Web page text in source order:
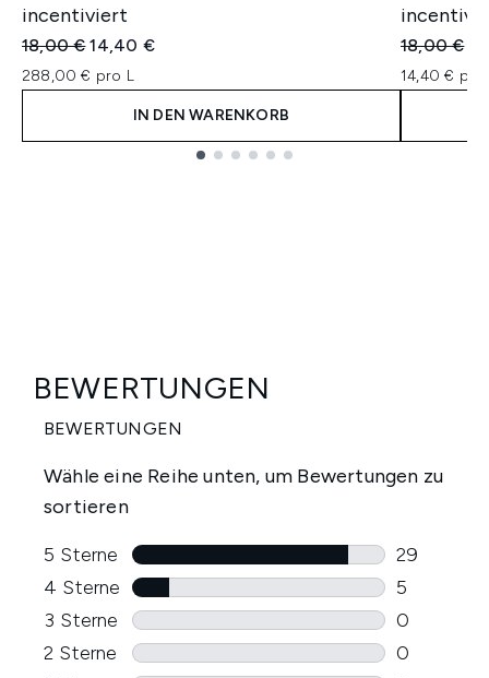
incentiviert
Unverbindliche Preisempfehlung:
18,00 €Aktueller Preis:
14,40 €
288,00 € pro L
IN DEN WARENKORB
18,00 €
14,40 € pro